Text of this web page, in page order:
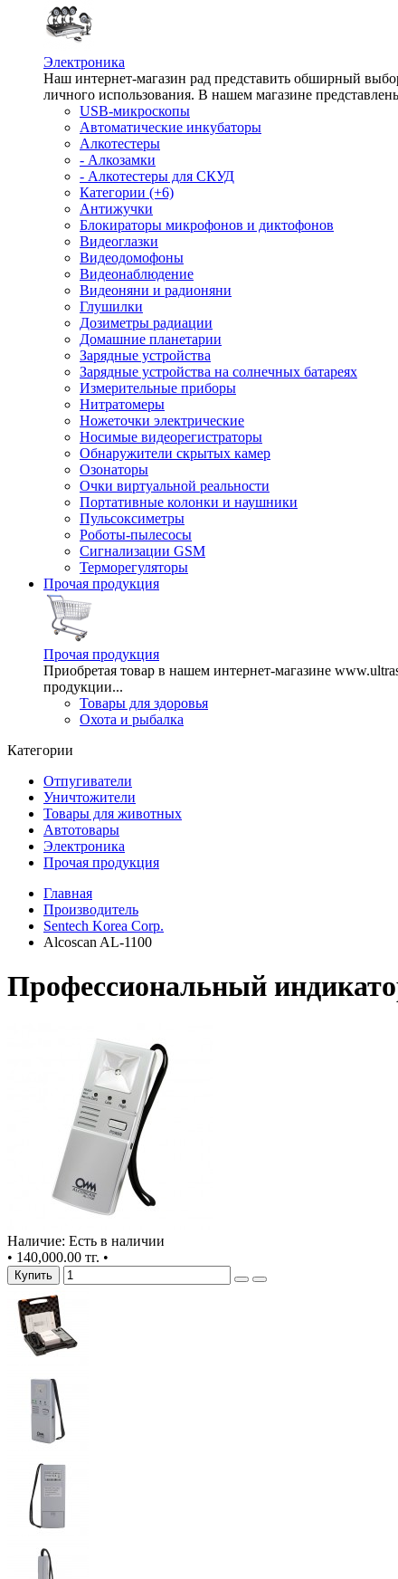
Электроника
Наш интернет-магазин рад представить обширный
личного использования. В нашем магазине
USB-микроскопы
Автоматические инкубаторы
Алкотестеры
- Алкозамки
- Алкотестеры для СКУД
Категории (+6)
Антижучки
Блокираторы микрофонов и диктофонов
Видеоглазки
Видеодомофоны
Видеонаблюдение
Видеоняни и радионяни
Глушилки
Дозиметры радиации
Домашние планетарии
Зарядные устройства
Зарядные устройства на солнечных батареях
Измерительные приборы
Нитратомеры
Ножеточки электрические
Носимые видеорегистраторы
Обнаружители скрытых камер
Озонаторы
Очки виртуальной реальности
Портативные колонки и наушники
Пульсоксиметры
Роботы-пылесосы
Сигнализации GSM
Терморегуляторы
Прочая продукция
Прочая продукция
Приобретая товар в нашем интернет-магазине
продукции...
Товары для здоровья
Охота и рыбалка
Категории
Отпугиватели
Уничтожители
Товары для животных
Автотовары
Электроника
Прочая продукция
Главная
Производитель
Sentech Korea Corp.
Alcoscan AL-1100
Профессиональный
Наличие: Есть в наличии
• 140,000.00 тг. •
Купить